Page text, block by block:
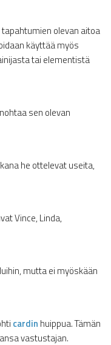
olevan aitoa
käyttää myös
tai elementistä
sen olevan
he ottelevat useita,
Vince, Linda,
mutta ei myöskään
cardin huippua. Tämän
vastustajan.